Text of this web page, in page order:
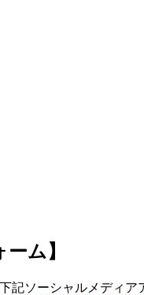
ム】
記ソーシャルメディ